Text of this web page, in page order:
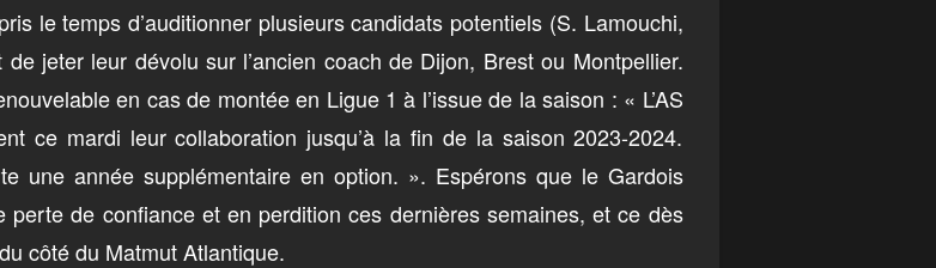
le temps d’auditionner plusieurs candidats potentiels (S. Lamouchi,
jeter leur dévolu sur l’ancien coach de Dijon, Brest ou Montpellier.
en cas de montée en Ligue 1 à l’issue de la saison : « L’AS
ce mardi leur collaboration jusqu’à la fin de la saison 2023-2024.
une année supplémentaire en option. ». Espérons que le Gardois
de confiance et en perdition ces dernières semaines, et ce dès
côté du Matmut Atlantique.